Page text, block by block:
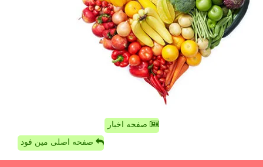
صفحه اخبار
صفحه اصلی مین فود